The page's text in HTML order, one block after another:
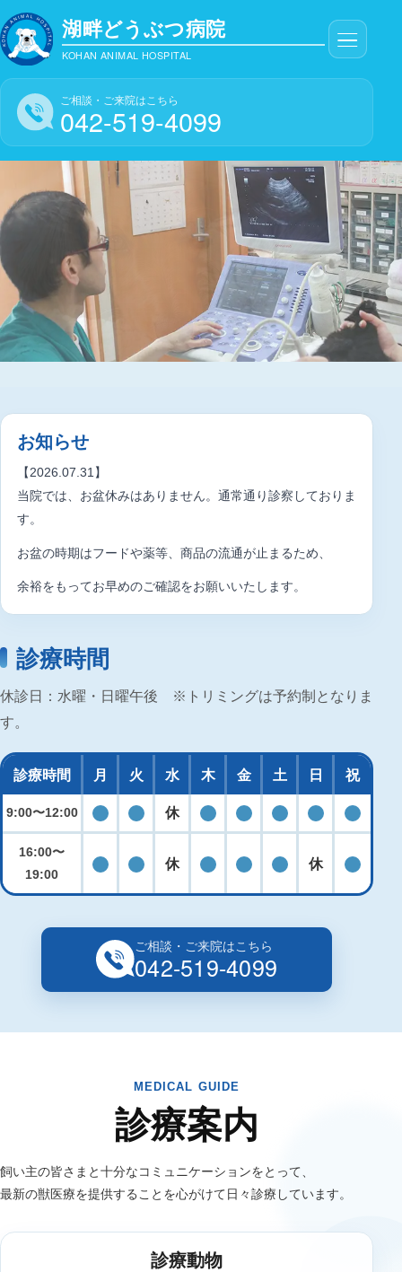
湖畔どうぶつ病院
KOHAN ANIMAL HOSPITAL
ご相談・ご来院はこちら
042-519-4099
東大和市の動物病院 湖畔どうぶ
大切な家族だからこそ、
お知らせ
【2026.07.31】
当院では、お盆休みはありません。通常通り診察しておりま
す。
お盆の時期はフードや薬等、商品の流通が止まるため、
余裕をもってお早めのご確認をお願いいたします。
診療時間
休診日：水曜・日曜午後 ※トリミングは予約制となりま
す。
診療時間 月 火 水 木 金 土 日 祝
9:00〜12:00 診療 診療 休休診 診療 診療 診療 診療 診療
16:00〜
19:00
診療 診療 休休診 診療 診療 診療 休休診 診療
ご相談・ご来院はこちら
042-519-4099
MEDICAL GUIDE
診療案内
飼い主の皆さまと十分なコミュニケーションをとって、
最新の獣医療を提供することを心がけて日々診療しています。
診療動物